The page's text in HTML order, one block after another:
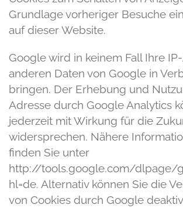
Grundlage vorheriger Besuche
auf dieser Website.
Google wird in keinem Fall Ihre
anderen Daten von Google in
bringen. Der Erhebung und
Adresse durch Google Analytics
jederzeit mit Wirkung für die
widersprechen. Nähere
finden Sie unter
http://tools.google.com/dlpage/
hl=de. Alternativ können Sie die
von Cookies durch Google